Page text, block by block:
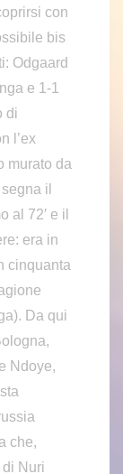
con
bis
Odgaard
e 1-1
di
l’ex
murato da
il
al 72′ e il
era in
cinquanta
Da qui
Ndoye,
che,
di Nuri